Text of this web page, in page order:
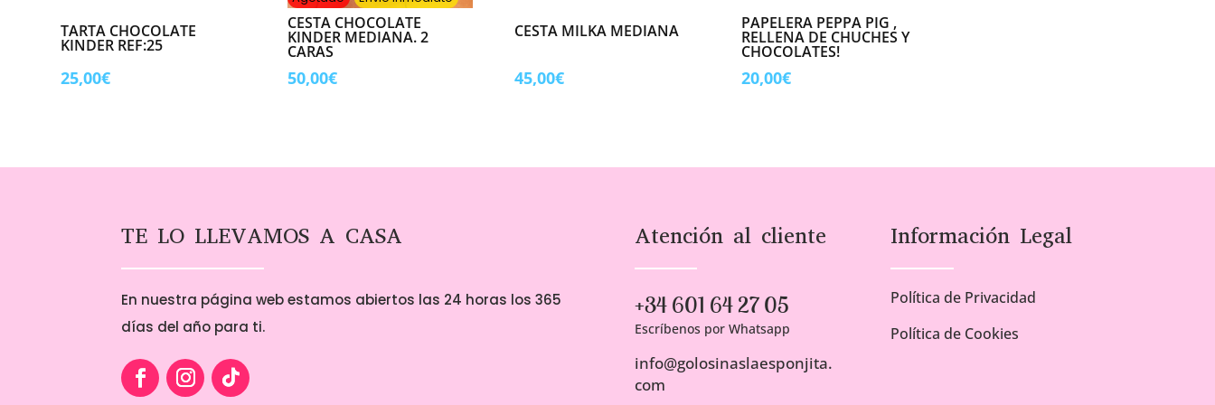
TARTA CHOCOLATE
KINDER REF:25
25,00€
CESTA CHOCOLATE
KINDER MEDIANA. 2
CARAS
50,00€
CESTA MILKA MEDIANA
45,00€
PAPELERA PEPPA PIG ,
RELLENA DE CHUCHES Y
CHOCOLATES!
20,00€
TE LO LLEVAMOS A CASA
En nuestra página web estamos abiertos las 24 horas los 365
días del año para ti.
Atención al cliente
+34 601 64 27 05
Escríbenos por Whatsapp
info@golosinaslaesponjita.
com
Información Legal
Política de Privacidad
Política de Cookies